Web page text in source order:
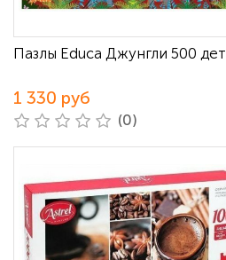
Пазлы Educa Джунгли 500 дет
1 330 руб
(0)